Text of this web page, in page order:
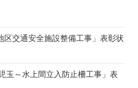
交通安全施設整備工事」表彰状
玉～水上間立入防止柵工事」表